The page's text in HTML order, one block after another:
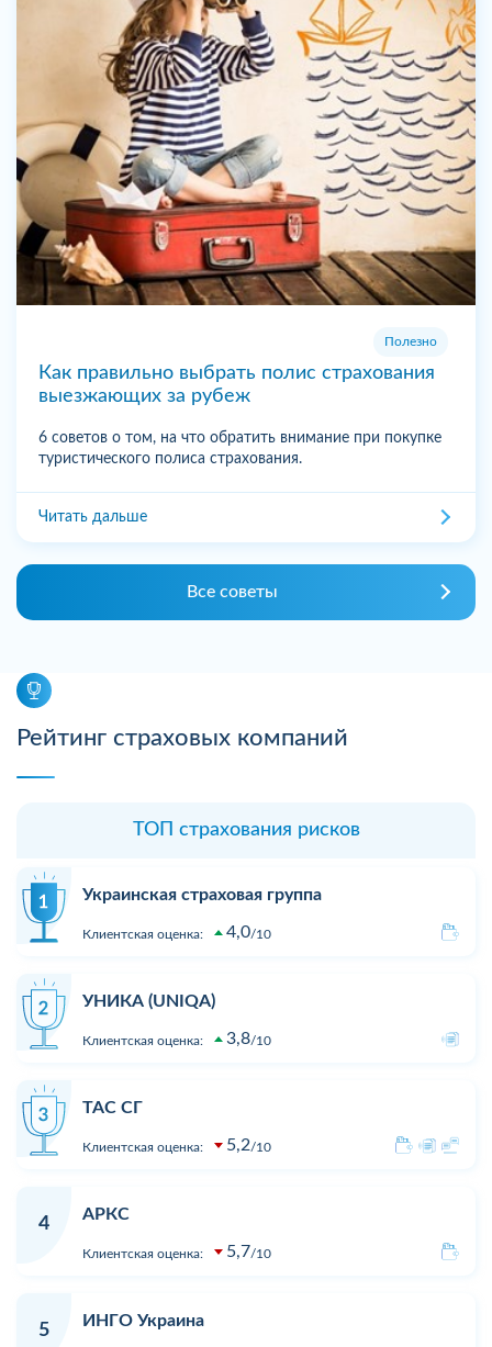
Полезно
Как правильно выбрать полис страхования
выезжающих за рубеж
6 советов о том, на что обратить внимание при покупке
туристического полиса страхования.
Читать дальше
Все советы
Рейтинг страховых компаний
ТОП страхования рисков
Украинская страховая группа
Клиентская оценка: 4,0 10
УНИКА (UNIQA)
Клиентская оценка: 3,8 10
ТАС СГ
Клиентская оценка: 5,2 10
4
АРКС
Клиентская оценка: 5,7 10
5
ИНГО Украина